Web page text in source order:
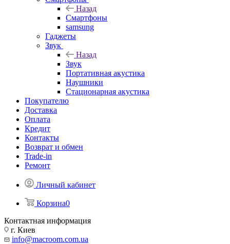
Назад
Смартфоны
samsung
Гаджеты
Звук
Назад
Звук
Портативная акустика
Наушники
Стационарная акустика
Покупателю
Доставка
Оплата
Кредит
Контакты
Возврат и обмен
Trade-in
Ремонт
Личный кабинет
Корзина0
Контактная информация
г. Киев
info@macroom.com.ua